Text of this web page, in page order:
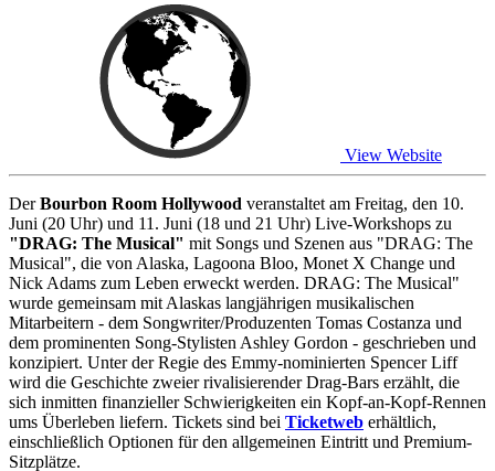
View Website
DerBourbon Room Hollywood veranstaltet am Freitag, den 10.
Juni (20 Uhr) und 11. Juni (18 und 21 Uhr) Live-Workshops zu
"DRAG: The Musical" mit Songs und Szenen aus "DRAG: The
Musical", die von Alaska, Lagoona Bloo, Monet X Change und
Nick Adams zum Leben erweckt werden. DRAG: The Musical"
wurde gemeinsam mit Alaskas langjährigen musikalischen
Mitarbeitern - dem Songwriter/Produzenten Tomas Costanza und
dem prominenten Song-Stylisten Ashley Gordon - geschrieben und
konzipiert. Unter der Regie des Emmy-nominierten Spencer Liff
wird die Geschichte zweier rivalisierender Drag-Bars erzählt, die
sich inmitten finanzieller Schwierigkeiten ein Kopf-an-Kopf-Rennen
ums Überleben liefern. Tickets sind bei Ticketweb erhältlich,
einschließlich Optionen für den allgemeinen Eintritt und Premium-
Sitzplätze.